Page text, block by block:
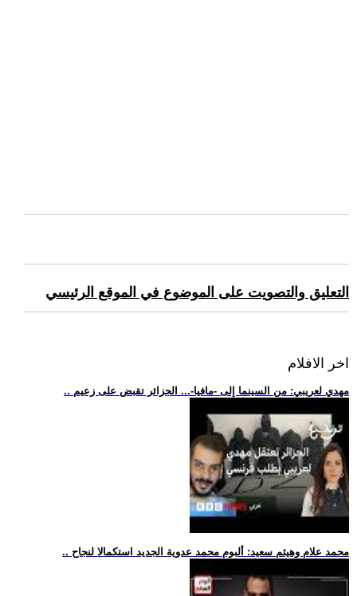
التعليق والتصويت على الموضوع في الموقع الرئيسي
اخر الافلام
.. مهدي لعريبي: من السينما إلى -مافيا-... الجزائر تقبض على زعيم
.. محمد علام وهيثم سعيد: ألبوم محمد عدوية الجديد استكمالا لنجاح